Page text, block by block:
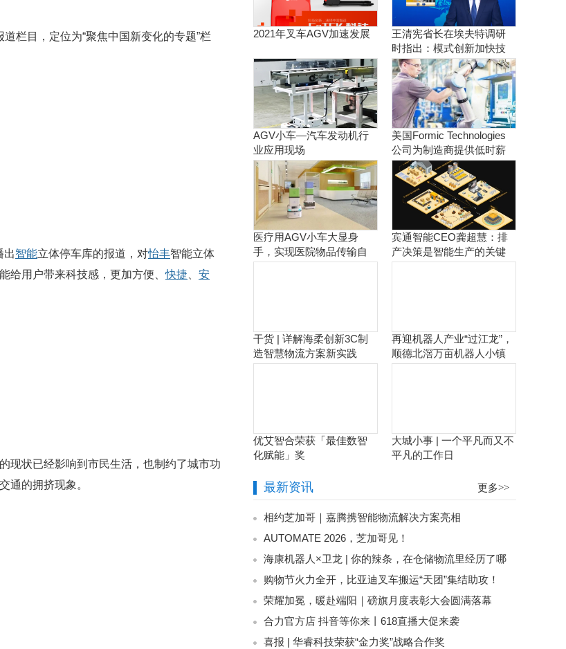
栏目，定位为“聚焦中国新变化的专题”栏
出智能立体停车库的报道，对怡丰智能立体
给用户带来科技感，更加方便、快捷
安
现状已经影响到市民生活，也制约了城市功
通的拥挤现象。
2021年叉车AGV加速发展
王清宪省长在埃夫特调研
时指出：模式创新加快技
术创新和产品创新的落地
AGV小车—汽车发动机行
业应用现场
美国Formic Technologies
公司为制造商提供低时薪
的租赁工业机器人服务
医疗用AGV小车大显身
手，实现医院物品传输自
动化！
宾通智能CEO龚超慧：排
产决策是智能生产的关键
干货 | 详解海柔创新3C制
造智慧物流方案新实践
再迎机器人产业“过江龙”，
顺德北滘万亩机器人小镇
正逐步成型！
优艾智合荣获「最佳数智
化赋能」奖
大城小事 | 一个平凡而又不
平凡的工作日
最新资讯 更多>>
相约芝加哥｜嘉腾携智能物流解决方案亮相
AUTOMATE 2026
AUTOMATE 2026，芝加哥见！
海康机器人×卫龙 | 你的辣条，在仓储物流里经历了哪
些闯关？
购物节火力全开，比亚迪叉车搬运“天团”集结助攻！
荣耀加冕，暖赴端阳｜磅旗月度表彰大会圆满落幕
合力官方店 抖音等你来丨618直播大促来袭
喜报 | 华睿科技荣获“金力奖”战略合作奖